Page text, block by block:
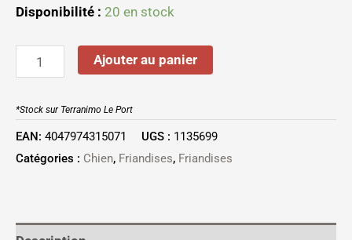
Disponibilité : 20 en stock
Ajouter au panier
*Stock sur Terranimo Le Port
EAN: 4047974315071 UGS : 1135699
Catégories : Chien, Friandises, Friandises